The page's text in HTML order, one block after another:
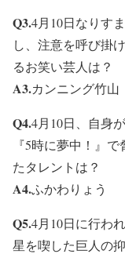
Q3.4月10日なりす
し、注意を呼び掛
るお笑い芸人は？
A3.カンニング竹山
Q4.4月10日、自身
『5時に夢中！』
たタレントは？
A4.ふかわりょう
Q5.4月10日に行わ
星を喫した巨人の